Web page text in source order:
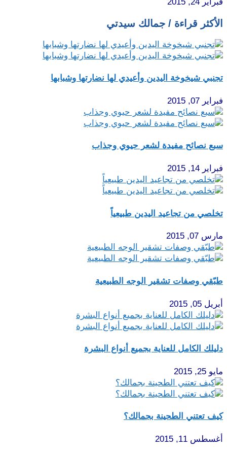
الأكثر قراءة / جمالك سيدتي
تجنبي شيخوخة اليدين وأعيدي لها نضارتها وشبابها
فبراير 07, 2015
سبع نصائح مفيدة لشعر حيوي وجذاب
فبراير 14, 2015
تخلصي من تجاعيد اليدين طبيعياً
مارس 07, 2015
طبّقي وصفات تشقير الوجه الطبيعية
أبريل 05, 2015
دليلك الكامل للعناية بجميع أنواع البشرة
مايو 25, 2015
كيف تعتني الطحينة بجمالك؟
أغسطس 11, 2015